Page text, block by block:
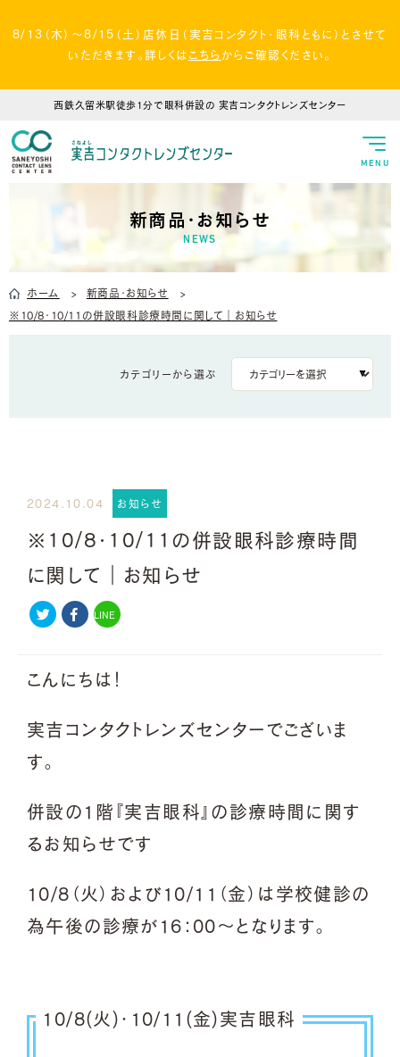
8/13（木）～8/15（土）店休日（実吉コンタクト・眼科ともに）とさせて
いただきます。詳しくは こちら からご確認ください。
西鉄久留米駅徒歩1分で眼科併設の 実吉コンタクトレンズセンター
MENU
新商品・お知らせ
NEWS
ホーム
新商品・お知らせ
※10/8・10/11の併設眼科診療時間に関して｜お知らせ
カテゴリーから選ぶ
2024.10.04 お知らせ
※10/8・10/11の併設眼科診療時間
に関して｜お知らせ
LINE
こんにちは！
実吉コンタクトレンズセンターでございま
す。
併設の1階『実吉眼科』の診療時間に関す
るお知らせです
10/8（火）および10/11（金）は学校健診の
為午後の診療が16：00～となります。
10/8(火)・10/11(金)実吉眼科